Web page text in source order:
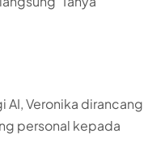
Veronika dirancang
personal kepada